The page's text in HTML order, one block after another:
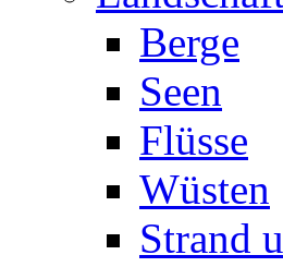
Berge
Seen
Flüsse
Wüsten
Strand